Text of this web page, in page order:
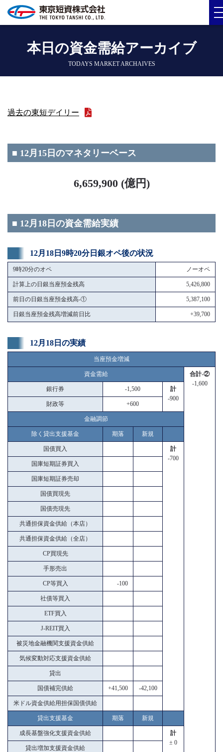
本日の資金需給アーカイブ
TODAYS MARKET ARCHAIVES
過去の東短デイリー
■ 12月15日のマネタリーベース
6,659,900 (億円)
■ 12月18日の資金需給実績
12月18日9時20分日銀オペ後の状況
9時20分のオペ ノーオペ
計算上の日銀当座預金残高 5,426,800
前日の日銀当座預金残高-① 5,387,100
日銀当座預金残高増減前日比 +39,700
12月18日の実績
当座預金増減
資金需給
合計-②
-1,600
銀行券 -1,500
計
-900
財政等 +600
金融調節
除く貸出支援基金 期落 新規
国債買入
計
-700
国庫短期証券買入
国庫短期証券売却
国債買現先
国債売現先
共通担保資金供給（本店）
共通担保資金供給（全店）
CP買現先
手形売出
CP等買入 -100
社債等買入
ETF買入
J-REIT買入
被災地金融機関支援資金供給
気候変動対応支援資金供給
貸出
国債補完供給 +41,500 -42,100
米ドル資金供給用担保国債供給
貸出支援基金 期落 新規
成長基盤強化支援資金供給
計
± 0
貸出増加支援資金供給